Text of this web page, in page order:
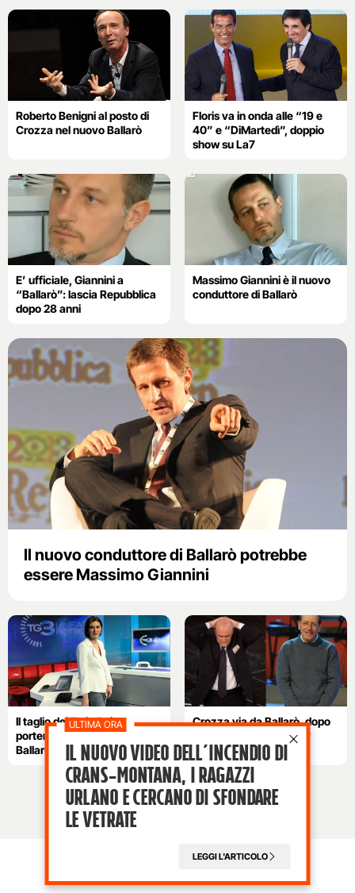
Roberto Benigni al posto di
Crozza nel nuovo Ballarò
Floris va in onda alle “19 e
40” e “DiMartedì”, doppio
show su La7
E’ ufficiale, Giannini a
“Ballarò”: lascia Repubblica
dopo 28 anni
Massimo Giannini è il nuovo
conduttore di Ballarò
Il nuovo conduttore di Ballarò potrebbe
essere Massimo Giannini
Il taglio dei Tg in Rai
porterebbe la Berlinguer a
Ballarò
Crozza via da Ballarò, dopo
di lui arriva Vergassola?
Il nuovo video dell’incendio di
Crans-Montana, i ragazzi
Urlano e cercano di sfondare
le vetrate
LEGGI L'ARTICOLO